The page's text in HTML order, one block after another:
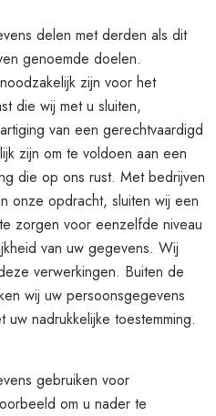
delen met derden als dit
genoemde doelen.
zijn voor het
die wij met u sluiten,
van een gerechtvaardigd
zijn om te voldoen aan een
die op ons rust. Met bedrijven
onze opdracht, sluiten wij een
zorgen voor eenzelfde niveau
van uw gegevens. Wij
verwerkingen. Buiten de
wij uw persoonsgegevens
nadrukkelijke toestemming.
gebruiken voor
om u nader te